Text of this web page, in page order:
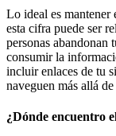
Lo ideal es mantener
esta cifra puede ser
personas abandonan
consumir la
incluir enlaces de tu
naveguen más allá
¿Dónde encuentro